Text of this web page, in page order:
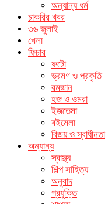
অন্যান্য ধর্ম
চাকরির খবর
৩৬ জুলাই
খেলা
ফিচার
ফটো
ভ্রমণ ও প্রকৃতি
রমজান
হজ ও ওমরা
ইজতেমা
বইমেলা
বিজয় ও স্বাধীনতা
অন্যান্য
স্বাস্থ্য
শিল্প সাহিত্য
অনুবাদ
প্রযুক্তি